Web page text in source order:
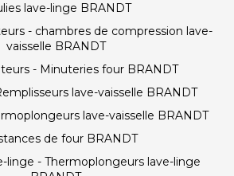
lave-linge BRANDT
- chambres de compression lave-
vaisselle BRANDT
- Minuteries four BRANDT
lave-vaisselle BRANDT
lave-vaisselle BRANDT
de four BRANDT
linge - Thermoplongeurs lave-linge